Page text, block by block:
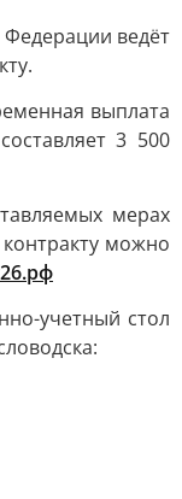
ведёт
выплата
3 500
мерах
можно
учетный стол